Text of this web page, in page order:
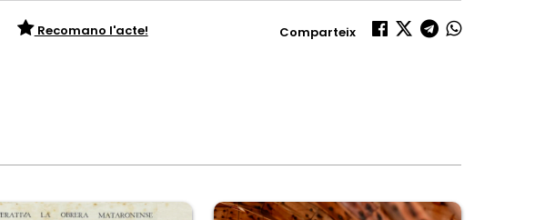
Recomano l'acte! Comparteix